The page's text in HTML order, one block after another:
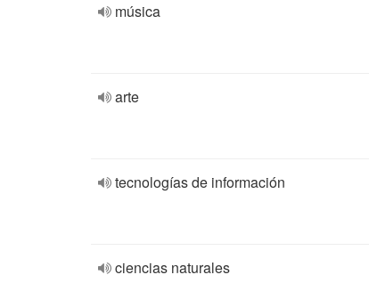
música
arte
tecnologías de información
ciencias naturales